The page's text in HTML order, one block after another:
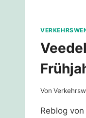
Von
Reblog